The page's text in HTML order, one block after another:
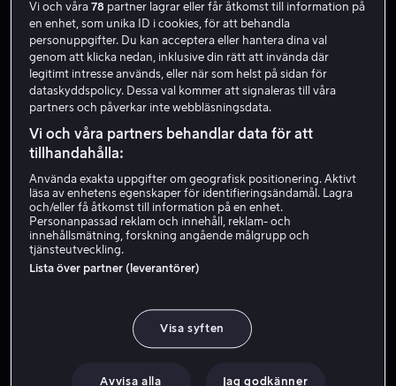
Dave Sheridan
Vi och våra78 partner lagrar eller får åtkomst till information på
en enhet, som unika ID i cookies, för att behandla
personuppgifter. Du kan acceptera eller hantera dina val
genom att klicka nedan, inklusive din rätt att invända där
legitimt intresse används, eller när som helst på sidan för
dataskyddspolicy. Dessa val kommer att signaleras till våra
partners och påverkar inte webbläsningsdata.
Vi och våra partners behandlar data för att
tillhandahålla:
Använda exakta uppgifter om geografisk positionering. Aktivt
läsa av enhetens egenskaper för identifieringsändamål. Lagra
och/eller få åtkomst till information på en enhet.
Personanpassad reklam och innehåll, reklam- och
innehållsmätning, forskning angående målgrupp och
tjänsteutveckling.
Lista över partner (leverantörer)
Visa syften
Avvisa alla Jag godkänner